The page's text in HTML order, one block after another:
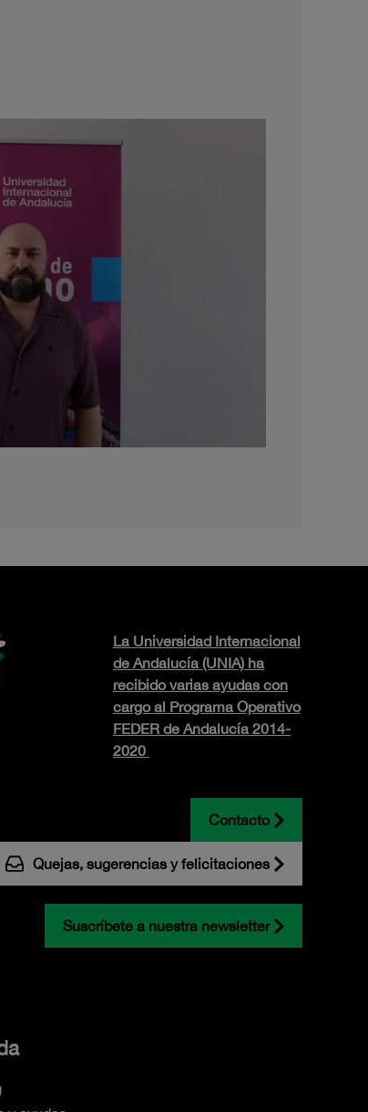
La Universidad Internacional
de Andalucía (UNIA) ha
recibido varias ayudas con
cargo al Programa Operativo
FEDER de Andalucía 2014-
2020
Contacto
Quejas, sugerencias y felicitaciones
Suscríbete a nuestra newsletter